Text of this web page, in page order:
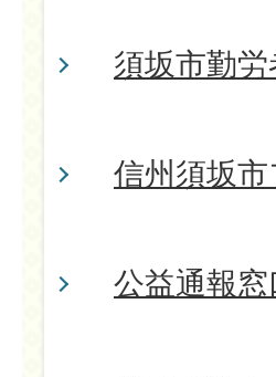
須坂市勤
信州須坂
公益通報